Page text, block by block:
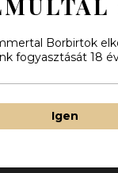
Borbirtok
fogyasztását 18
Igen